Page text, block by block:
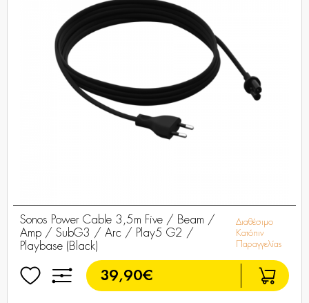
Sonos Power Cable 3,5m Five / Beam /
Amp / SubG3 / Arc / Play5 G2 /
Playbase (Black)
Διαθέσιμο
Κατόπιν
Παραγγελίας
39,90€